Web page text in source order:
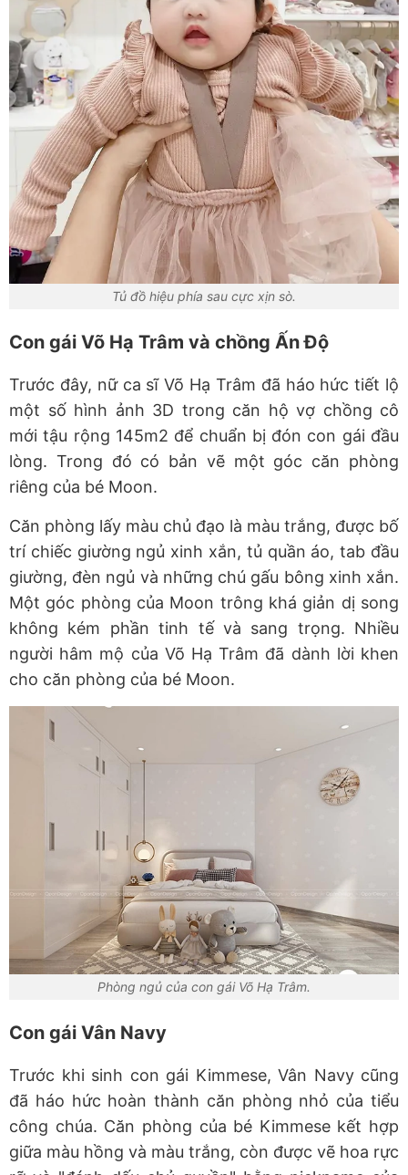
Tủ đồ hiệu phía sau cực xịn sò.
Con gái Võ Hạ Trâm và chồng Ấn Độ
Trước đây, nữ ca sĩ Võ Hạ Trâm đã háo hức tiết lộ
một số hình ảnh 3D trong căn hộ vợ chồng cô
mới tậu rộng 145m2 để chuẩn bị đón con gái đầu
lòng. Trong đó có bản vẽ một góc căn phòng
riêng của bé Moon.
Căn phòng lấy màu chủ đạo là màu trắng, được bố
trí chiếc giường ngủ xinh xắn, tủ quần áo, tab đầu
giường, đèn ngủ và những chú gấu bông xinh xắn.
Một góc phòng của Moon trông khá giản dị song
không kém phần tinh tế và sang trọng. Nhiều
người hâm mộ của Võ Hạ Trâm đã dành lời khen
cho căn phòng của bé Moon.
Phòng ngủ của con gái Võ Hạ Trâm.
Con gái Vân Navy
Trước khi sinh con gái Kimmese, Vân Navy cũng
đã háo hức hoàn thành căn phòng nhỏ của tiểu
công chúa. Căn phòng của bé Kimmese kết hợp
giữa màu hồng và màu trắng, còn được vẽ hoa rực